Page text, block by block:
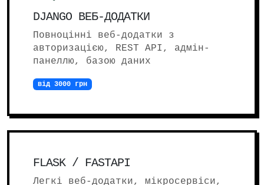
DJANGO ВЕБ-ДОДАТКИ
Повноцінні веб-додатки з
авторизацією, REST API, адмін-
панеллю, базою даних
від 3000 грн
FLASK / FASTAPI
Легкі веб-додатки, мікросервіси,